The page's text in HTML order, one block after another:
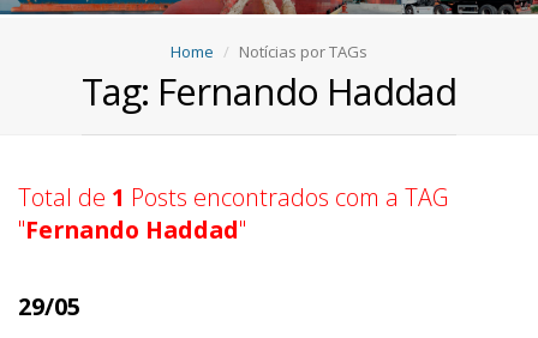
Home Notícias por TAGs
Tag: Fernando Haddad
Total de 1 Posts encontrados com a TAG
"Fernando Haddad"
29/05